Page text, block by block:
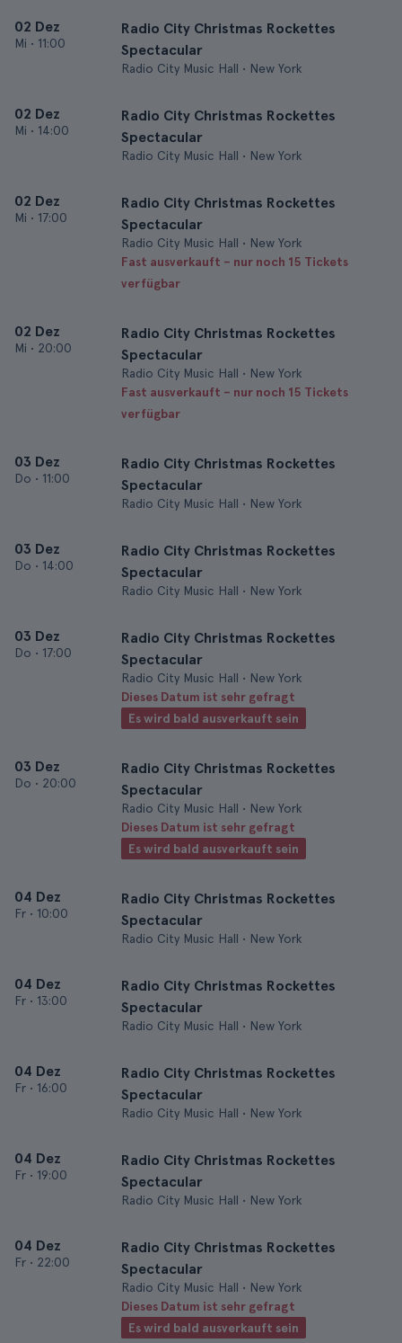
02 Dez
Mi • 11:00
Radio City Christmas Rockettes
Spectacular
Radio City Music Hall • New York
02 Dez
Mi • 14:00
Radio City Christmas Rockettes
Spectacular
Radio City Music Hall • New York
02 Dez
Mi • 17:00
Radio City Christmas Rockettes
Spectacular
Radio City Music Hall • New York
Fast ausverkauft – nur noch 15 Tickets
verfügbar
02 Dez
Mi • 20:00
Radio City Christmas Rockettes
Spectacular
Radio City Music Hall • New York
Fast ausverkauft – nur noch 15 Tickets
verfügbar
03 Dez
Do • 11:00
Radio City Christmas Rockettes
Spectacular
Radio City Music Hall • New York
03 Dez
Do • 14:00
Radio City Christmas Rockettes
Spectacular
Radio City Music Hall • New York
03 Dez
Do • 17:00
Radio City Christmas Rockettes
Spectacular
Radio City Music Hall • New York
Dieses Datum ist sehr gefragt
Es wird bald ausverkauft sein
03 Dez
Do • 20:00
Radio City Christmas Rockettes
Spectacular
Radio City Music Hall • New York
Dieses Datum ist sehr gefragt
Es wird bald ausverkauft sein
04 Dez
Fr • 10:00
Radio City Christmas Rockettes
Spectacular
Radio City Music Hall • New York
04 Dez
Fr • 13:00
Radio City Christmas Rockettes
Spectacular
Radio City Music Hall • New York
04 Dez
Fr • 16:00
Radio City Christmas Rockettes
Spectacular
Radio City Music Hall • New York
04 Dez
Fr • 19:00
Radio City Christmas Rockettes
Spectacular
Radio City Music Hall • New York
04 Dez
Fr • 22:00
Radio City Christmas Rockettes
Spectacular
Radio City Music Hall • New York
Dieses Datum ist sehr gefragt
Es wird bald ausverkauft sein